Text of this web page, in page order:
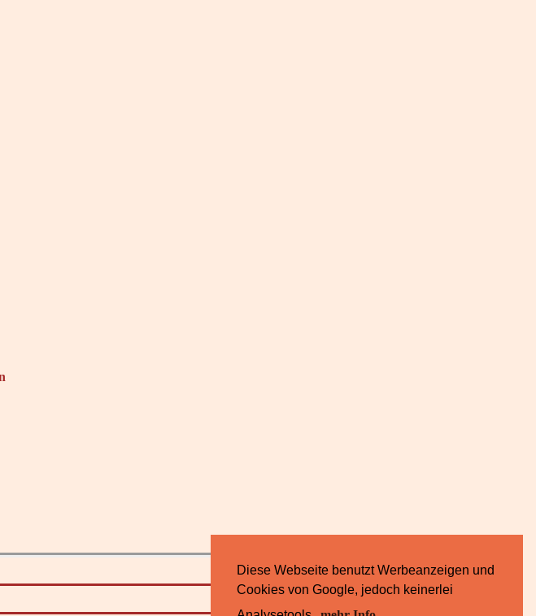
Diese Webseite benutzt Werbeanzeigen und
Cookies von Google, jedoch keinerlei
Impressum